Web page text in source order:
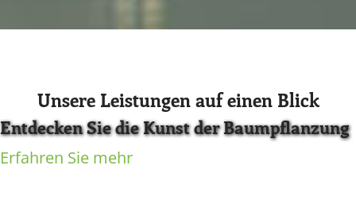
Unsere Leistungen auf einen Blick
Entdecken Sie die Kunst der Baumpflanzung
Erfahren Sie mehr